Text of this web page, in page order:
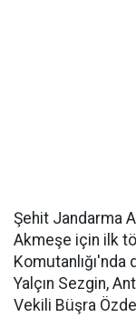
Şehit Jandarma
Akmeşe için ilk
Komutanlığı'nda
Yalçın Sezgin,
Vekili Büşra